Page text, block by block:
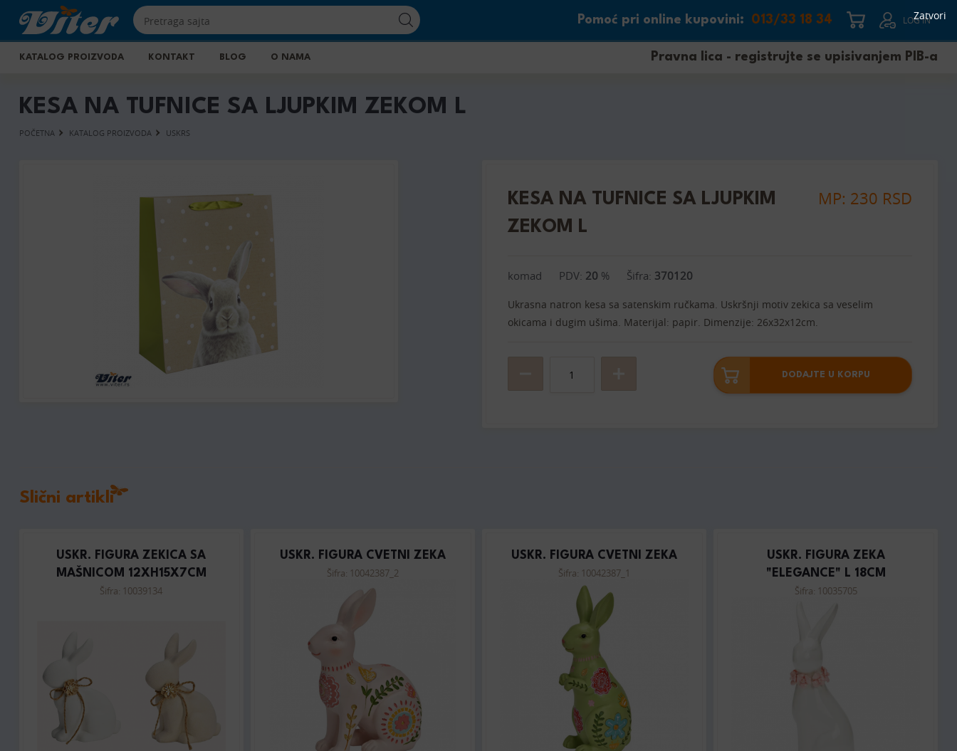
Pomoć pri online kupovini: 013/33 18 34 LOG IN
KATALOG PROIZVODA KONTAKT BLOG O NAMA Pravna lica - registrujte se upisivanjem PIB-a
KESA NA TUFNICE SA LJUPKIM ZEKOM L
POČETNA KATALOG PROIZVODA USKRS
MP: 230 RSD
KESA NA TUFNICE SA LJUPKIM
ZEKOM L
komad PDV: 20 % Šifra: 370120
Ukrasna natron kesa sa satenskim ručkama. Uskršnji motiv zekica sa veselim
okicama i dugim ušima. Materijal: papir. Dimenzije: 26x32x12cm.
DODAJTE U KORPU
Slični artikli
USKR. FIGURA ZEKICA SA
MAŠNICOM 12XH15X7CM
Šifra: 10039134
USKR. FIGURA CVETNI ZEKA
Šifra: 10042387_2
USKR. FIGURA CVETNI ZEKA
Šifra: 10042387_1
USKR. FIGURA ZEKA
"ELEGANCE" L 18CM
Šifra: 10035705
Zatvori